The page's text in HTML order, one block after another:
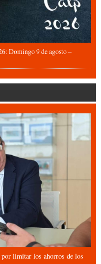
Domingo 9 de agosto –
por limitar los ahorros de los